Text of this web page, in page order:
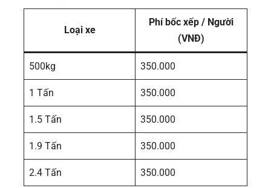
Loại xe
Phí bốc xếp / Người
(VNĐ)
500kg 350.000
1 Tấn 350.000
1.5 Tấn 350.000
1.9 Tấn 350.000
2.4 Tấn 350.000